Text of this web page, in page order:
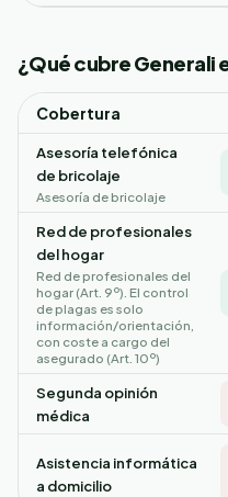
¿Qué cubre Generali
Cobertura
Asesoría telefónica
de bricolaje
Asesoría de bricolaje
Red de profesionales
del hogar
Red de profesionales del
hogar (Art. 9º). El control
de plagas es solo
información/orientación,
con coste a cargo del
asegurado (Art. 10º)
Segunda opinión
médica
Asistencia informática
a domicilio